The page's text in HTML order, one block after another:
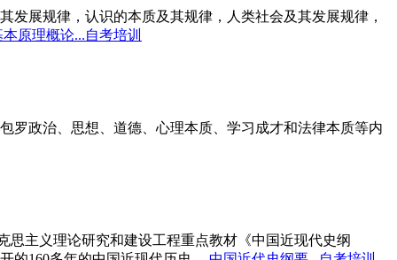
展规律，认识的本质及其规律，人类社会及其发展规律，
原理概论...自考培训
罗政治、思想、道德、心理本质、学习成才和法律本质等内
思主义理论研究和建设工程重点教材《中国近现代史纲